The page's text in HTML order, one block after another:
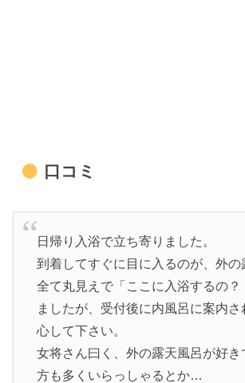
口コミ
日帰り入浴で立ち寄りました。
到着してすぐに目に入るのが、外の
全て丸見えで「ここに入浴するの？
ましたが、受付後に内風呂に案内
心して下さい。
女将さん曰く、外の露天風呂が好き
方も多くいらっしゃるとか…